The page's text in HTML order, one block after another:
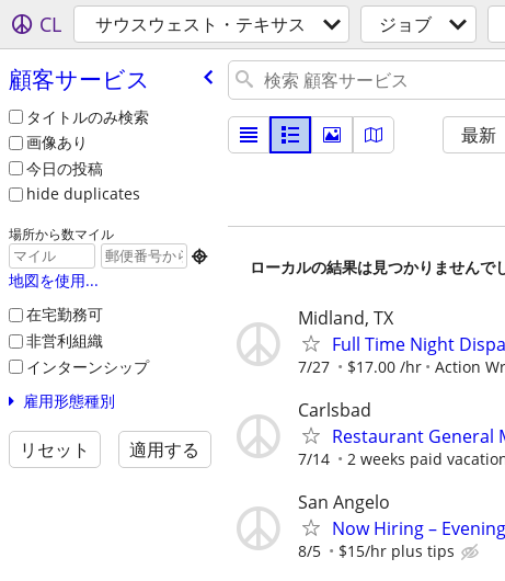
CL サウスウェスト・テキサス ジョブ
顧客サービス
タイトルのみ検索
画像あり
今日の投稿
hide duplicates
場所から数マイル

地図を使用...
在宅勤務可
非営利組織
インターンシップ
雇用形態種別
リセット 適用する
最新
ローカルの結果は見つかりませんで
Midland, TX
Full Time Night
7/27 $17.00 /hr Action
Carlsbad
Restaurant General
7/14 2 weeks paid
San Angelo
Now Hiring –
8/5 $15/hr plus tips